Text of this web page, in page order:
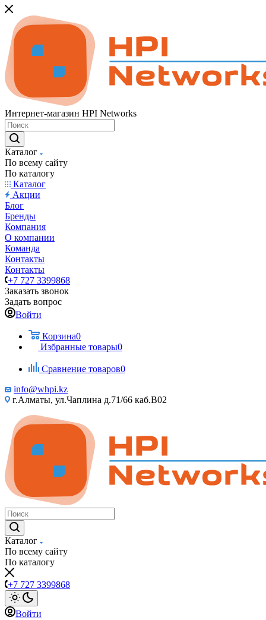
Интернет-магазин HPI Networks
Каталог
По всему сайту
По каталогу
Каталог
Акции
Блог
Бренды
Компания
О компании
Команда
Контакты
Контакты
+7 727 3399868
Заказать звонок
Задать вопрос
Войти
Корзина0
Избранные товары0
Сравнение товаров0
info@whpi.kz
г.Алматы, ул.Чаплина д.71/66 каб.B02
Каталог
По всему сайту
По каталогу
+7 727 3399868
Войти